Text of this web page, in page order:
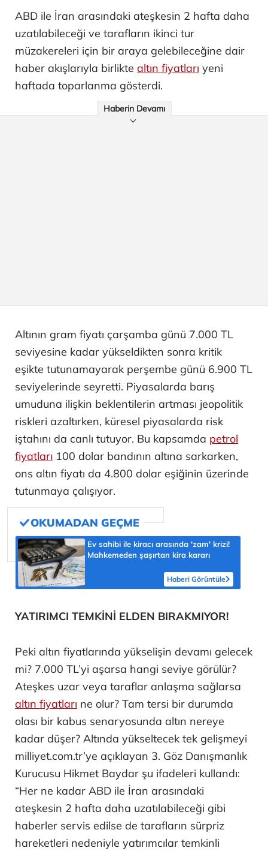
ABD ile İran arasındaki ateşkesin 2 hafta daha
uzatılabileceği ve tarafların ikinci tur
müzakereleri için bir araya gelebileceğine dair
haber akışlarıyla birlikte altın fiyatları yeni
haftada toparlanma gösterdi.
Haberin Devamı
Altının gram fiyatı çarşamba günü 7.000 TL
seviyesine kadar yükseldikten sonra kritik
eşikte tutunamayarak perşembe günü 6.900 TL
seviyelerinde seyretti. Piyasalarda barış
umuduna ilişkin beklentilerin artması jeopolitik
riskleri azaltırken, küresel piyasalarda risk
iştahını da canlı tutuyor. Bu kapsamda petrol
fiyatları 100 dolar bandının altına sarkarken,
ons altın fiyatı da 4.800 dolar eşiğinin üzerinde
tutunmaya çalışıyor.
Ev sahibi ile kiracı arasında 'zam' krizi!
Mahkemeden şaşırtan kira kararı
Haberi Görüntüle
YATIRIMCI TEMKİNİ ELDEN BIRAKMIYOR!
Peki altın fiyatlarında yükselişin devamı gelecek
mi? 7.000 TL’yi aşarsa hangi seviye görülür?
Ateşkes uzar veya taraflar anlaşma sağlarsa
altın fiyatları ne olur? Tam tersi bir durumda
olası bir kabus senaryosunda altın nereye
kadar düşer? Altında yükseltecek tek gelişmeyi
milliyet.com.tr’ye açıklayan 3. Göz Danışmanlık
Kurucusu Hikmet Baydar şu ifadeleri kullandı:
“Her ne kadar ABD ile İran arasındaki
ateşkesin 2 hafta daha uzatılabileceği gibi
haberler servis edilse de tarafların sürpriz
hareketleri nedeniyle yatırımcılar temkinli